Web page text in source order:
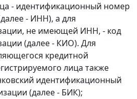
- идентификационный номер
- ИНН), а для
не имеющей ИНН, - код
(далее - КИО). Для
кредитной
лица также
идентификационный
(далее - БИК);